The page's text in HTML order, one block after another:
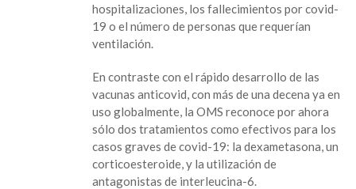
hospitalizaciones, los fallecimientos por covid-
19 o el número de personas que requerían
ventilación.
En contraste con el rápido desarrollo de las
vacunas anticovid, con más de una decena ya en
uso globalmente, la OMS reconoce por ahora
sólo dos tratamientos como efectivos para los
casos graves de covid-19: la dexametasona, un
corticoesteroide, y la utilización de
antagonistas de interleucina-6.